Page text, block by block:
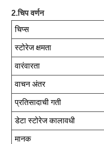
2.चिप वर्णन
चिप्स
स्टोरेज क्षमता
वारंवारता
वाचन अंतर
प्रतिसादाची गती
डेटा स्टोरेज कालावधी
मानक